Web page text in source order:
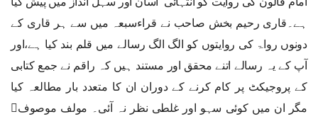
ہے۔قاری رحیم بخش صاحب نے قراءسبعہ میں سے ہر قاری کے
دونوں رواۃ کی روایتوں کو الگ الگ رسالے میں قلم بند کیا ہے،اور
آپ کے یہ رسالے اتنے محقق اور مستند ہیں کہ راقم نے جمع کتابی
کے پروجیکٹ پر کام کرنے کے دوران ان کا متعدد بار مطالعہ کیا
مگر ان میں کوئی سہو اور غلطی نظر نہ آئی۔ مولف موصوف﷫